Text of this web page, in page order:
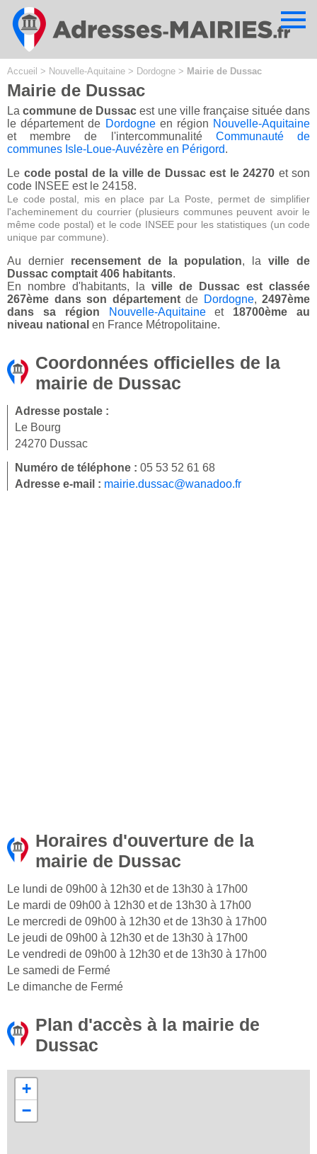
Accueil > Nouvelle-Aquitaine > Dordogne > Mairie de Dussac
Mairie de Dussac
Lacommune de Dussac est une ville française située dans
le département de Dordogneen région Nouvelle-Aquitaine
et membre de l'intercommunalité Communauté de
communes Isle-Loue-Auvézère en Périgord.
Le code postal de la ville de Dussac est le 24270 et son
code INSEE est le 24158.
Le code postal, mis en place par La Poste, permet de simplifier
l'acheminement du courrier (plusieurs communes peuvent avoir le
même code postal) et le code INSEE pour les statistiques (un code
unique par commune).
Au dernier recensement de la population, laville de
Dussac comptait 406 habitants.
En nombre d'habitants, la ville de Dussac est classée
267ème dans son départementde Dordogne, 2497ème
dans sa région
Nouvelle-Aquitaineet 18700ème au
niveau national en France Métropolitaine.
Coordonnées officielles de la
mairie de Dussac
Adresse postale :
Le Bourg
24270 Dussac
Numéro de téléphone : 05 53 52 61 68
Adresse e-mail : mairie.dussac@wanadoo.fr
Horaires d'ouverture de la
mairie de Dussac
Le lundi de 09h00 à 12h30 et de 13h30 à 17h00
Le mardi de 09h00 à 12h30 et de 13h30 à 17h00
Le mercredi de 09h00 à 12h30 et de 13h30 à 17h00
Le jeudi de 09h00 à 12h30 et de 13h30 à 17h00
Le vendredi de 09h00 à 12h30 et de 13h30 à 17h00
Le samedi de Fermé
Le dimanche de Fermé
Plan d'accès à la mairie de
Dussac
+
−
Cookies management panel